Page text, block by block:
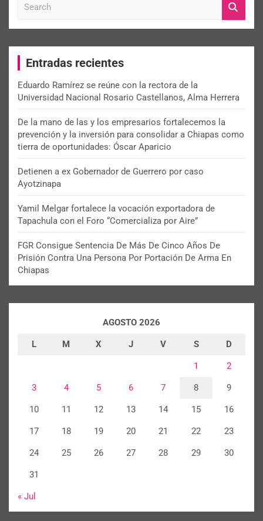
c
Entradas recientes
Eduardo Ramírez se reúne con la rectora de la
Universidad Nacional Rosario Castellanos, Alma Herrera
De la mano de las y los empresarios fortalecemos la
prevención y la inversión para consolidar a Chiapas como
tierra de oportunidades: Óscar Aparicio
Detienen a ex Gobernador de Guerrero por caso
Ayotzinapa
Yamil Melgar fortalece la vocación exportadora de
Tapachula con el Foro “Comercializa por Aire”
FGR Consigue Sentencia De Más De Cinco Años De
Prisión Contra Una Persona Por Portación De Arma En
Chiapas
AGOSTO 2026
L M X J V S D
1 2
3 4 5 6 7 8 9
10 11 12 13 14 15 16
17 18 19 20 21 22 23
24 25 26 27 28 29 30
31
« Jul